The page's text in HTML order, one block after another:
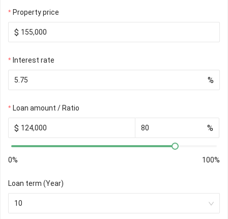
Property price
$
Interest rate
%
Loan amount / Ratio
$ %
0% 100%
Loan term (Year)
10